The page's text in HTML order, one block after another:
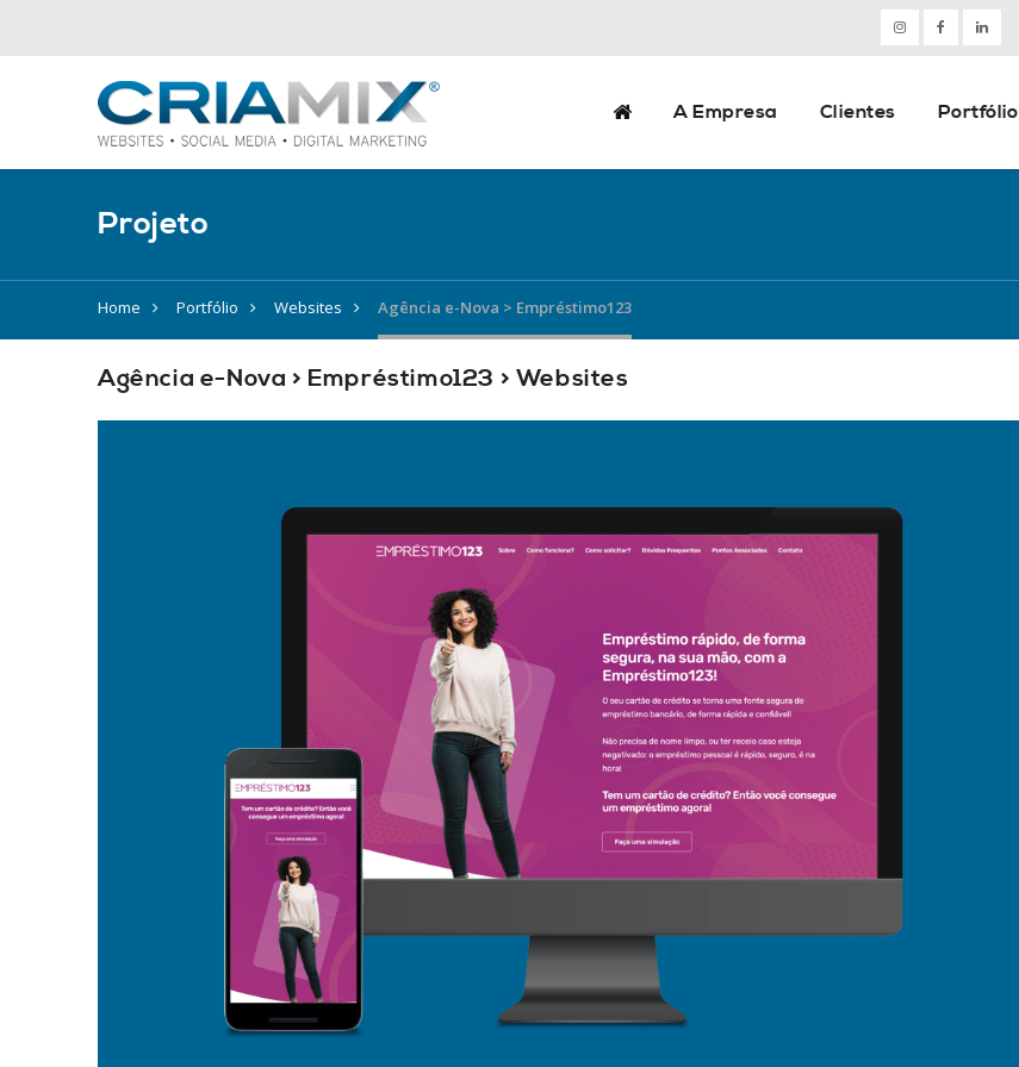
A Empresa Clientes Portfólio
Projeto
Home Portfólio Websites Agência e-Nova > Empréstimo123
Agência e-Nova > Empréstimo123 > Websites